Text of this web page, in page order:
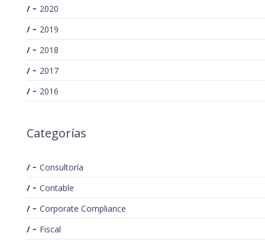
2020
2019
2018
2017
2016
Categorías
Consultoría
Contable
Corporate Compliance
Fiscal